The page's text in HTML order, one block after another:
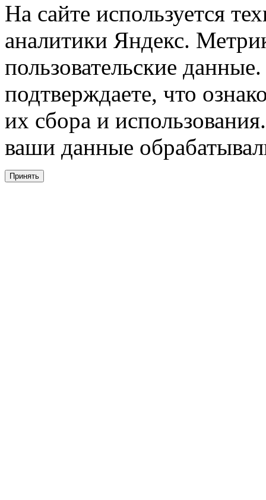
На сайте используется
аналитики Яндекс.
пользовательские
подтверждаете, что
их сбора и
ваши данные
Принять